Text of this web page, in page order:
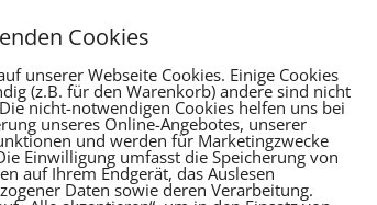
einer Verbraucherschlichtungsstelle
Cookies
unserer Webseite Cookies. Einige Cookies
(z.B. für den Warenkorb) andere sind nicht
nicht-notwendigen Cookies helfen uns bei
unseres Online-Angebotes, unserer
und werden für Marketingzwecke
Einwilligung umfasst die Speicherung von
auf Ihrem Endgerät, das Auslesen
Daten sowie deren Verarbeitung.